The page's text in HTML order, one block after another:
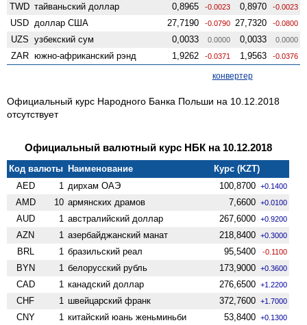
TWD тайваньский доллар 0,8965 -0.0023 0,8970 -0.0023
USD доллар США 27,7190 -0.0790 27,7320 -0.0800
UZS узбекский сум 0,0033 0.0000 0,0033 0.0000
ZAR южно-африканский рэнд 1,9262 -0.0371 1,9563 -0.0376
конвертер
Официальный курс Народного Банка Польши на 10.12.2018
отсутствует
Официальный валютный курс НБК на 10.12.2018
Код валюты Наименование
Курс (KZT)
AED
1 дирхам ОАЭ 100,8700 +0.1400
AMD 10 армянских драмов 7,6600 +0.0100
AUD 1 австралийский доллар 267,6000 +0.9200
AZN 1 азербайджанский манат 218,8400 +0.3000
BRL 1 бразильский реал 95,5400 -0.1100
BYN 1 белорусский рубль 173,9000 +0.3600
CAD 1 канадский доллар 276,6500 +1.2200
CHF 1 швейцарский франк 372,7600 +1.7000
CNY 1 китайский юань женьминьби 53,8400 +0.1300